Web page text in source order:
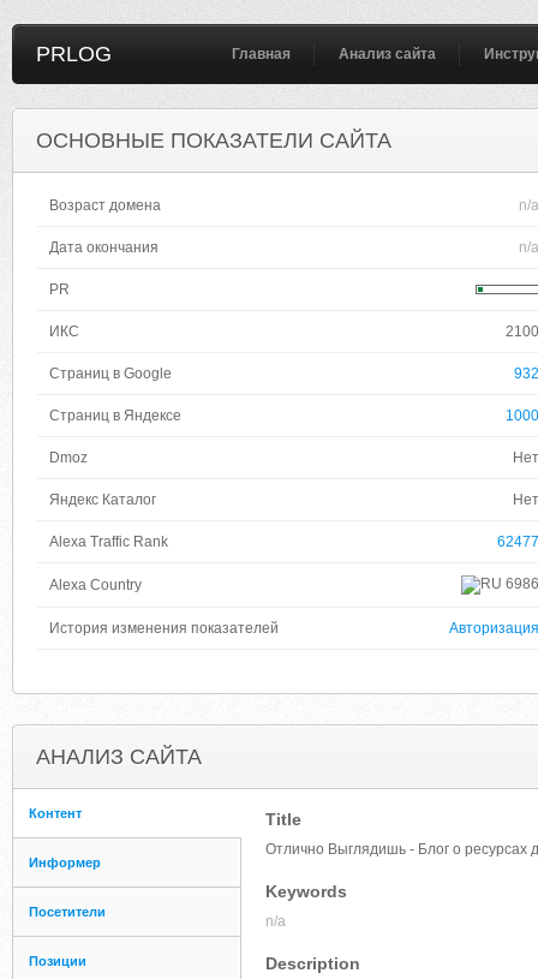
PRLOG Главная Анализ сайта
ОСНОВНЫЕ ПОКАЗАТЕЛИ САЙТА
Возраст домена n/a
Дата окончания n/a
PR
ИКС 2100
Страниц в Google 932
Страниц в Яндексе 1000
Dmoz Нет
Яндекс Каталог Нет
Alexa Traffic Rank 62477
Alexa Country 6986
История изменения показателей Авторизация
АНАЛИЗ САЙТА
Контент
Информер
Посетители
Позиции
Title
Отлично Выглядишь - Блог о ресурсах
Keywords
n/a
Description